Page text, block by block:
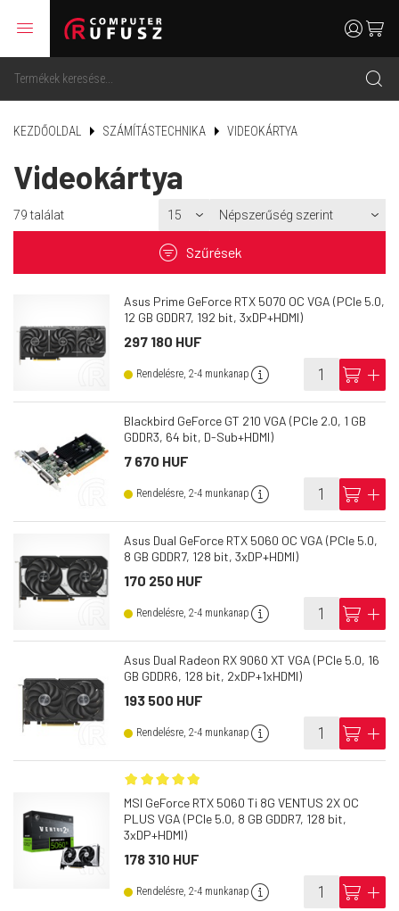
menu
search
usercart
KEZDŐOLDAL SZÁMÍTÁSTECHNIKA VIDEOKÁRTYA
Videokártya
79 találat
filter Szűrések
Asus Prime GeForce RTX 5070 OC VGA (PCIe 5.0,
12 GB GDDR7, 192 bit, 3xDP+HDMI)
297 180 HUF
Rendelésre, 2-4 munkanap info cart add
Blackbird GeForce GT 210 VGA (PCIe 2.0, 1 GB
GDDR3, 64 bit, D-Sub+HDMI)
7 670 HUF
Rendelésre, 2-4 munkanap info cart add
Asus Dual GeForce RTX 5060 OC VGA (PCIe 5.0,
8 GB GDDR7, 128 bit, 3xDP+HDMI)
170 250 HUF
Rendelésre, 2-4 munkanap info cart add
Asus Dual Radeon RX 9060 XT VGA (PCIe 5.0, 16
GB GDDR6, 128 bit, 2xDP+1xHDMI)
193 500 HUF
Rendelésre, 2-4 munkanap info cart add
MSI GeForce RTX 5060 Ti 8G VENTUS 2X OC
PLUS VGA (PCIe 5.0, 8 GB GDDR7, 128 bit,
3xDP+HDMI)
178 310 HUF
Rendelésre, 2-4 munkanap info cart add